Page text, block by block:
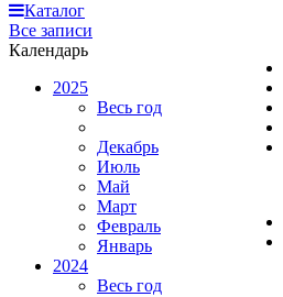
Каталог
Все записи
Календарь
2025
Весь год
Декабрь
Июль
Май
Март
Февраль
Январь
2024
Весь год